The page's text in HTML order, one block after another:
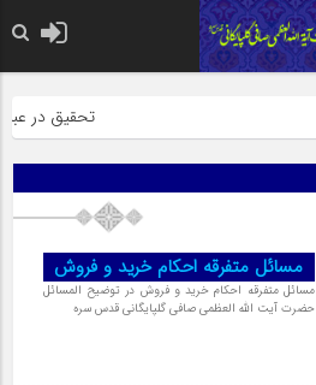
تحقیق در
مسائل متفرقه احکام خرید و فروش
مسائل متفرقه احکام خرید و فروش در توضیح المسائل
حضرت آیت الله العظمی صافی گلپایگانی قدس سره